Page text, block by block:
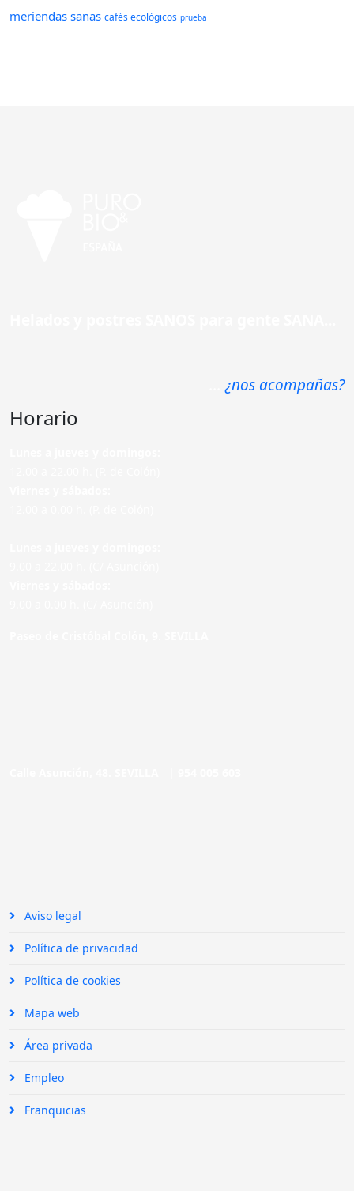
meriendas sanas cafés ecológicos prueba
¿nos acompañas?
Horario
Aviso legal
Política de privacidad
Política de cookies
Mapa web
Área privada
Empleo
Franquicias